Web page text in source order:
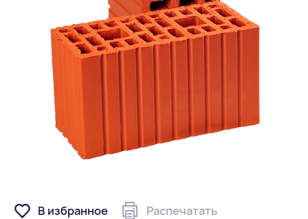
В избранное Распечатать